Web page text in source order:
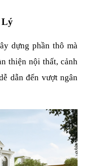
Lý
dựng phần thô mà
thiện nội thất, cảnh
dẫn đến vượt ngân